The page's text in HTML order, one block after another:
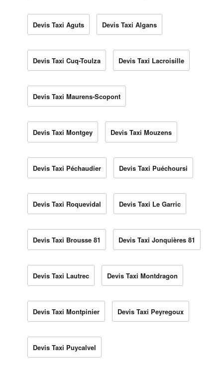
Devis Taxi Aguts Devis Taxi Algans
Devis Taxi Cuq-Toulza Devis Taxi Lacroisille
Devis Taxi Maurens-Scopont
Devis Taxi Montgey Devis Taxi Mouzens
Devis Taxi Péchaudier Devis Taxi Puéchoursi
Devis Taxi Roquevidal Devis Taxi Le Garric
Devis Taxi Brousse 81 Devis Taxi Jonquières 81
Devis Taxi Lautrec Devis Taxi Montdragon
Devis Taxi Montpinier Devis Taxi Peyregoux
Devis Taxi Puycalvel